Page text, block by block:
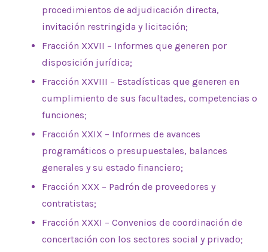
procedimientos de adjudicación directa,
invitación restringida y licitación;
Fracción XXVII – Informes que generen por
disposición jurídica;
Fracción XXVIII – Estadísticas que generen en
cumplimiento de sus facultades, competencias o
funciones;
Fracción XXIX – Informes de avances
programáticos o presupuestales, balances
generales y su estado financiero;
Fracción XXX – Padrón de proveedores y
contratistas;
Fracción XXXI – Convenios de coordinación de
concertación con los sectores social y privado;